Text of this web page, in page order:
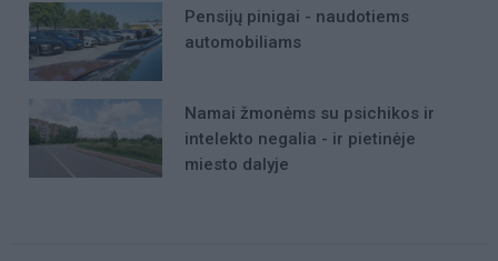
Pensijų pinigai - naudotiems
automobiliams
Namai žmonėms su psichikos ir
intelekto negalia - ir pietinėje
miesto dalyje